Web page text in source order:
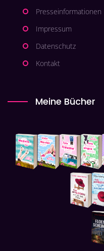
Presseinformationen
Impressum
Datenschutz
Kontakt
Meine Bücher